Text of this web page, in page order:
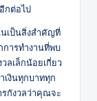
กต่อไป
เป็นสิ่งสำคัญที่
ารทำงานที่พบ
ลเล็กน้อยเกี่ยว
เงินทุกบาททุก
กังวลว่าคุณจะ